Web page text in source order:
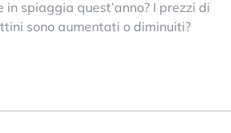
in spiaggia quest’anno? I prezzi di
sono aumentati o diminuiti?